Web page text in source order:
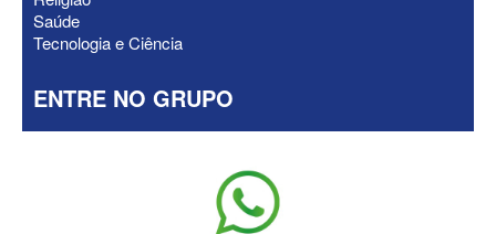
Saúde
Tecnologia e Ciência
ENTRE NO GRUPO